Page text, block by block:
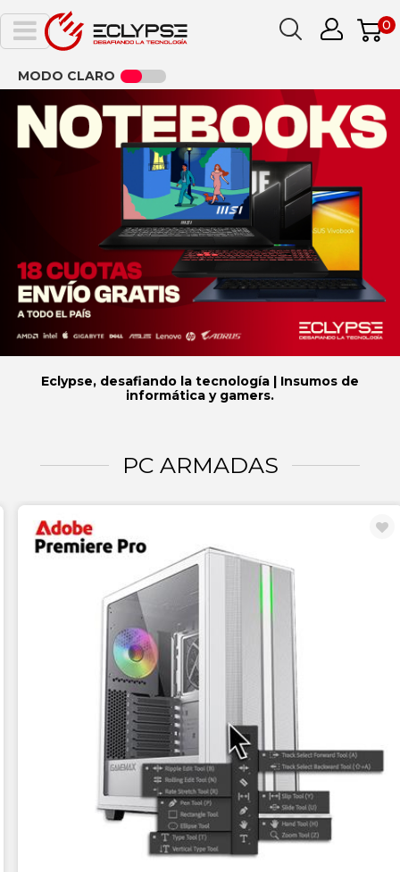
0
MODO CLARO
Eclypse, desafiando la tecnología | Insumos de
informática y gamers.
PC ARMADAS